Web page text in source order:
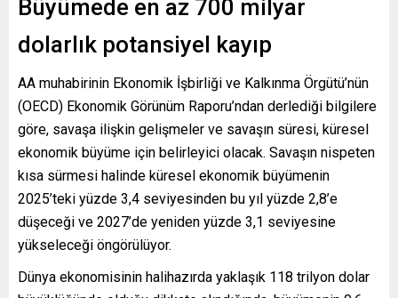
Büyümede en az 700 milyar
dolarlık potansiyel kayıp
AA muhabirinin Ekonomik İşbirliği ve Kalkınma Örgütü’nün
(OECD) Ekonomik Görünüm Raporu’ndan derlediği bilgilere
göre, savaşa ilişkin gelişmeler ve savaşın süresi, küresel
ekonomik büyüme için belirleyici olacak. Savaşın nispeten
kısa sürmesi halinde küresel ekonomik büyümenin
2025’teki yüzde 3,4 seviyesinden bu yıl yüzde 2,8’e
düşeceği ve 2027’de yeniden yüzde 3,1 seviyesine
yükseleceği öngörülüyor.
Dünya ekonomisinin halihazırda yaklaşık 118 trilyon dolar